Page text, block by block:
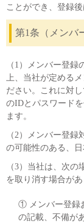
Cv値・流量
製品動画一
バルブと継
説明会・講
ログイン
会社情報
ことができ、登録
第1条（メンバ
（1）メンバー登
上、当社が定める
ださい。これに対
のIDとパスワード
ます。
（2）メンバー登
の可能性のある、
（3）当社は、次
を取り消す場合があ
① メンバー登録
の記載、不備が